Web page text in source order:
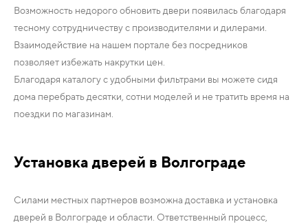
Возможность недорого обновить двери появилась благодаря
тесному сотрудничеству с производителями и дилерами.
Взаимодействие на нашем портале без посредников
позволяет избежать накрутки цен.
Благодаря каталогу с удобными фильтрами вы можете сидя
дома перебрать десятки, сотни моделей и не тратить время на
поездки по магазинам.
Установка дверей в Волгограде
Силами местных партнеров возможна доставка и установка
дверей в Волгограде и области. Ответственный процесс,